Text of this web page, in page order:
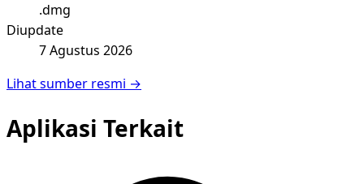
.dmg
Diupdate
7 Agustus 2026
Lihat sumber resmi →
Aplikasi Terkait